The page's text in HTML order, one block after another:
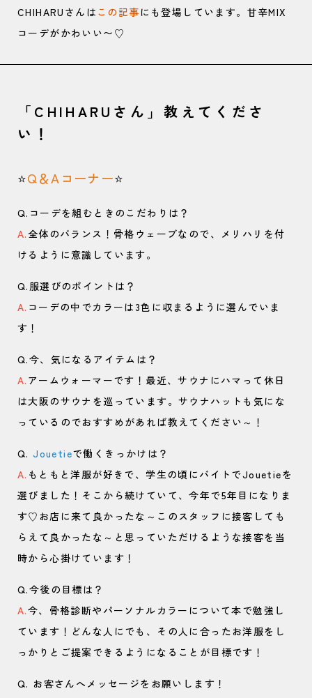
CHIHARUさんは この記事 にも登場しています。甘辛MIX
コーデがかわいい〜♡
「CHIHARUさん」教えてくださ
い！
⭐️Q＆Aコーナー⭐️
Q.コーデを組むときのこだわりは？
A.全体のバランス！骨格ウェーブなので、メリハリを付
けるように意識しています。
Q.服選びのポイントは？
A. コーデの中でカラーは3色に収まるように選んでいま
す！
Q.今、気になるアイテムは？
A. アームウォーマーです！最近、サウナにハマって休日
は大阪のサウナを巡っています。サウナハットも気にな
っているのでおすすめがあれば教えてください～！
Q.Jouetieで働くきっかけは？
A. もともと洋服が好きで、学生の頃にバイトでJouetieを
選びました！そこから続けていて、今年で5年目になりま
す♡お店に来て良かったな～このスタッフに接客しても
らえて良かったな～と思っていただけるような接客を当
時から心掛けています！
Q.今後の目標は？
A.今、骨格診断やパーソナルカラーについて本で勉強し
ています！どんな人にでも、その人に合ったお洋服をし
っかりとご提案できるようになることが目標です！
Q. お客さんへメッセージをお願いします！